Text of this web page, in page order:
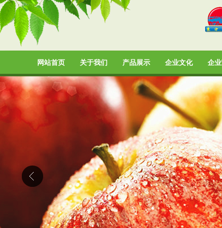
网站首页 关于我们 产品展示 企业文化 企